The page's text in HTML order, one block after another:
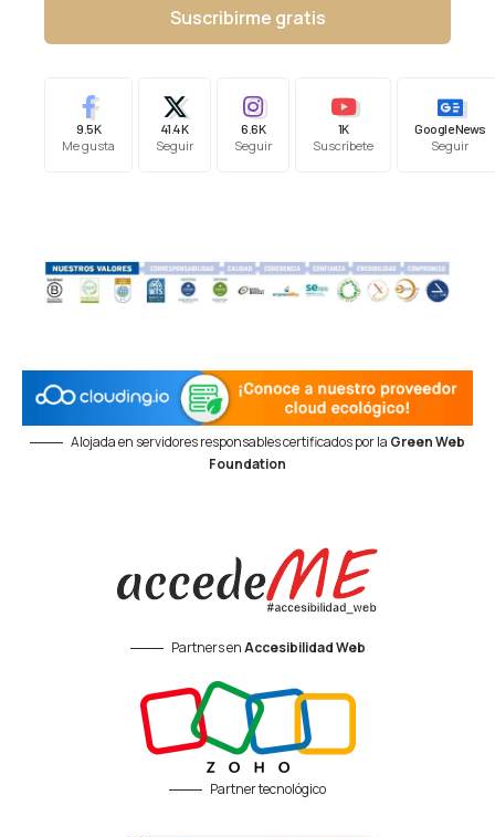
Suscribirme gratis
9.5K
Me gusta
41.4K
Seguir
6.6K
Seguir
1K
Suscríbete
Google News
Seguir
Alojada en servidores responsables certificados por la Green Web
Foundation
Partners enAccesibilidad Web
Partner tecnológico